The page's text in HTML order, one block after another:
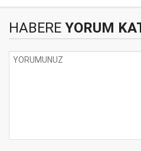
HABERE YORUM